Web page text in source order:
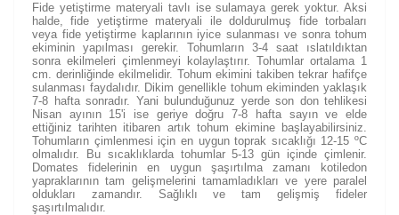
Fide yetiştirme materyali tavlı ise sulamaya gerek yoktur. Aksi
halde, fide yetiştirme materyali ile doldurulmuş fide torbaları
veya fide yetiştirme kaplarının iyice sulanması ve sonra tohum
ekiminin yapılması gerekir. Tohumların 3-4 saat ıslatıldıktan
sonra ekilmeleri çimlenmeyi kolaylaştırır. Tohumlar ortalama 1
cm. derinliğinde ekilmelidir. Tohum ekimini takiben tekrar hafifçe
sulanması faydalıdır. Dikim genellikle tohum ekiminden yaklaşık
7-8 hafta sonradır. Yani bulunduğunuz yerde son don tehlikesi
Nisan ayının 15'i ise geriye doğru 7-8 hafta sayın ve elde
ettiğiniz tarihten itibaren artık tohum ekimine başlayabilirsiniz.
Tohumların çimlenmesi için en uygun toprak sıcaklığı 12-15 ºC
olmalıdır. Bu sıcaklıklarda tohumlar 5-13 gün içinde çimlenir.
Domates fidelerinin en uygun şaşırtılma zamanı kotiledon
yapraklarının tam gelişmelerini tamamladıkları ve yere paralel
oldukları zamandır. Sağlıklı ve tam gelişmiş fideler
şaşırtılmalıdır.